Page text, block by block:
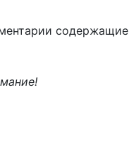
содержащие